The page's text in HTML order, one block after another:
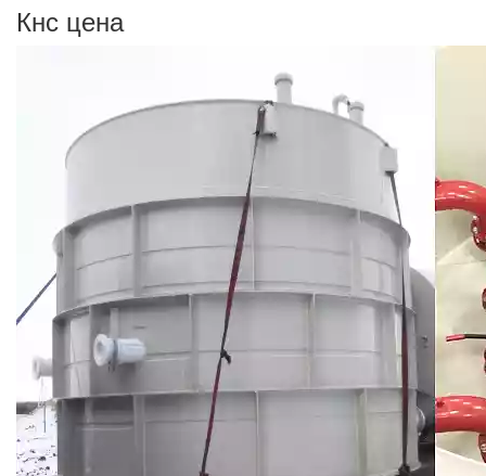
Кнс цена